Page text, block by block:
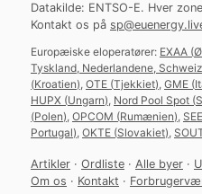
Datakilde: ENTSO-E. Hver
Kontakt os på
Europæiske eloperatører: EXAA (
Tyskland, Nederlandene, Schweiz
(Kroatien) OTE (Tjekkiet) GME (
HUPX (Ungarn) Nord Pool Spot (
(Polen) OPCOM (Rumænien)
Portugal) OKTE (Slovakiet)
Artikler · Ordliste · Alle byer ·
Om os · Kontakt ·